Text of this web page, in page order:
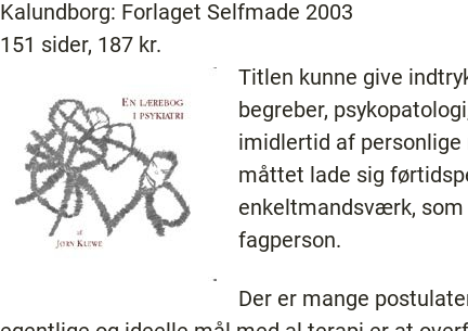
Kalundborg: Forlaget Selfmade 2003
151 sider, 187 kr.
Titlen kunne give
begreber,
imidlertid af
måttet lade sig
enkeltmandsværk,
fagperson.
Der er mange